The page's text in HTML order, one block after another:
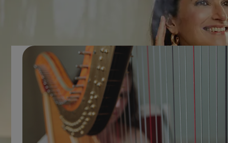
hörselbenen, samt behandlingsmöjligheter för skadade